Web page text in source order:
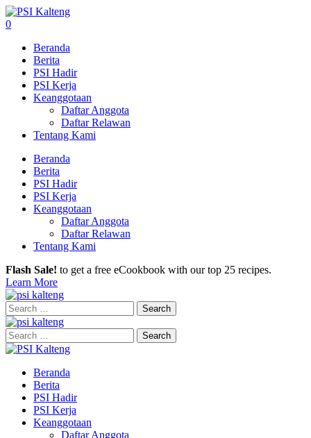
0
Beranda
Berita
PSI Hadir
PSI Kerja
Keanggotaan
Daftar Anggota
Daftar Relawan
Tentang Kami
Beranda
Berita
PSI Hadir
PSI Kerja
Keanggotaan
Daftar Anggota
Daftar Relawan
Tentang Kami
Flash Sale! to get a free eCookbook with our top 25 recipes.
Learn More
Search
for:
Search
for:
Beranda
Berita
PSI Hadir
PSI Kerja
Keanggotaan
Daftar Anggota